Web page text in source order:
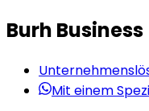
Burh Business
Mit einem